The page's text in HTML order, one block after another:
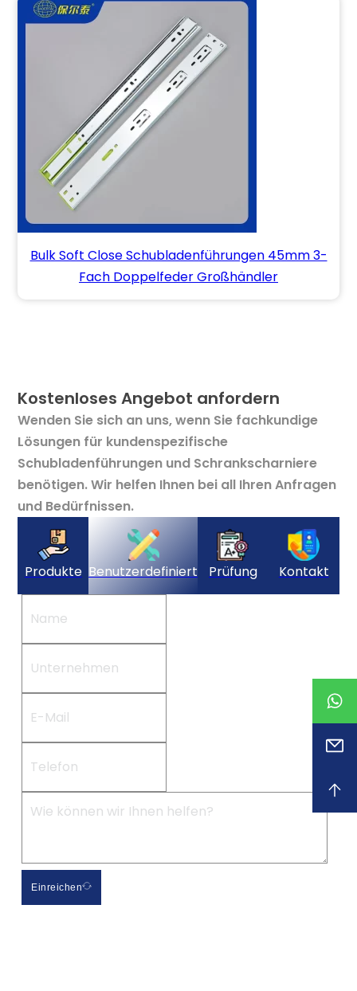
Bulk Soft Close Schubladenführungen 45mm 3-
Fach Doppelfeder Großhändler
Kostenloses Angebot anfordern
Wenden Sie sich an uns, wenn Sie fachkundige
Lösungen für kundenspezifische
Schubladenführungen und Schrankscharniere
benötigen. Wir helfen Ihnen bei all Ihren Anfragen
und Bedürfnissen.
Produkte Benutzerdefiniert Prüfung Kontakt
Einreichen